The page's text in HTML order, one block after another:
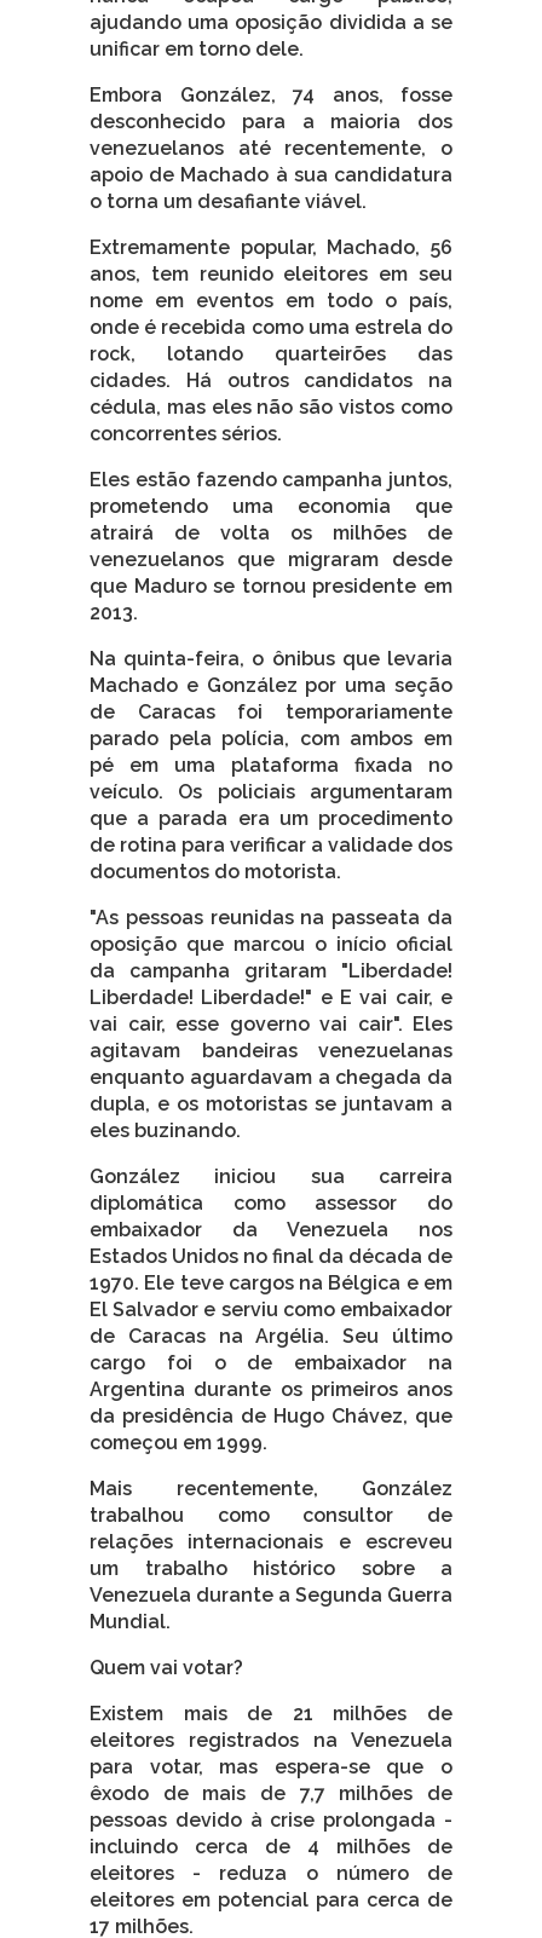
ajudando uma oposição dividida a se
unificar em torno dele.
Embora González, 74 anos, fosse
desconhecido para a maioria dos
venezuelanos até recentemente, o
apoio de Machado à sua candidatura
o torna um desafiante viável.
Extremamente popular, Machado, 56
anos, tem reunido eleitores em seu
nome em eventos em todo o país,
onde é recebida como uma estrela do
rock, lotando quarteirões das
cidades. Há outros candidatos na
cédula, mas eles não são vistos como
concorrentes sérios.
Eles estão fazendo campanha juntos,
prometendo uma economia que
atrairá de volta os milhões de
venezuelanos que migraram desde
que Maduro se tornou presidente em
2013.
Na quinta-feira, o ônibus que levaria
Machado e González por uma seção
de Caracas foi temporariamente
parado pela polícia, com ambos em
pé em uma plataforma fixada no
veículo. Os policiais argumentaram
que a parada era um procedimento
de rotina para verificar a validade dos
documentos do motorista.
"As pessoas reunidas na passeata da
oposição que marcou o início oficial
da campanha gritaram "Liberdade!
Liberdade! Liberdade!" e E vai cair, e
vai cair, esse governo vai cair". Eles
agitavam bandeiras venezuelanas
enquanto aguardavam a chegada da
dupla, e os motoristas se juntavam a
eles buzinando.
González iniciou sua carreira
diplomática como assessor do
embaixador da Venezuela nos
Estados Unidos no final da década de
1970. Ele teve cargos na Bélgica e em
El Salvador e serviu como embaixador
de Caracas na Argélia. Seu último
cargo foi o de embaixador na
Argentina durante os primeiros anos
da presidência de Hugo Chávez, que
começou em 1999.
Mais recentemente, González
trabalhou como consultor de
relações internacionais e escreveu
um trabalho histórico sobre a
Venezuela durante a Segunda Guerra
Mundial.
Quem vai votar?
Existem mais de 21 milhões de
eleitores registrados na Venezuela
para votar, mas espera-se que o
êxodo de mais de 7,7 milhões de
pessoas devido à crise prolongada -
incluindo cerca de 4 milhões de
eleitores - reduza o número de
eleitores em potencial para cerca de
17 milhões.